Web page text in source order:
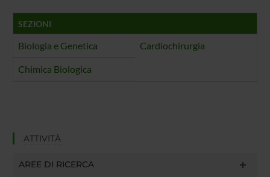
SEZIONI
Biologia e Genetica Cardiochirurgia
Chimica Biologica
ATTIVITÀ
AREE DI RICERCA